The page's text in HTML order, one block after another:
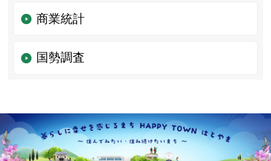
商業統計
国勢調査